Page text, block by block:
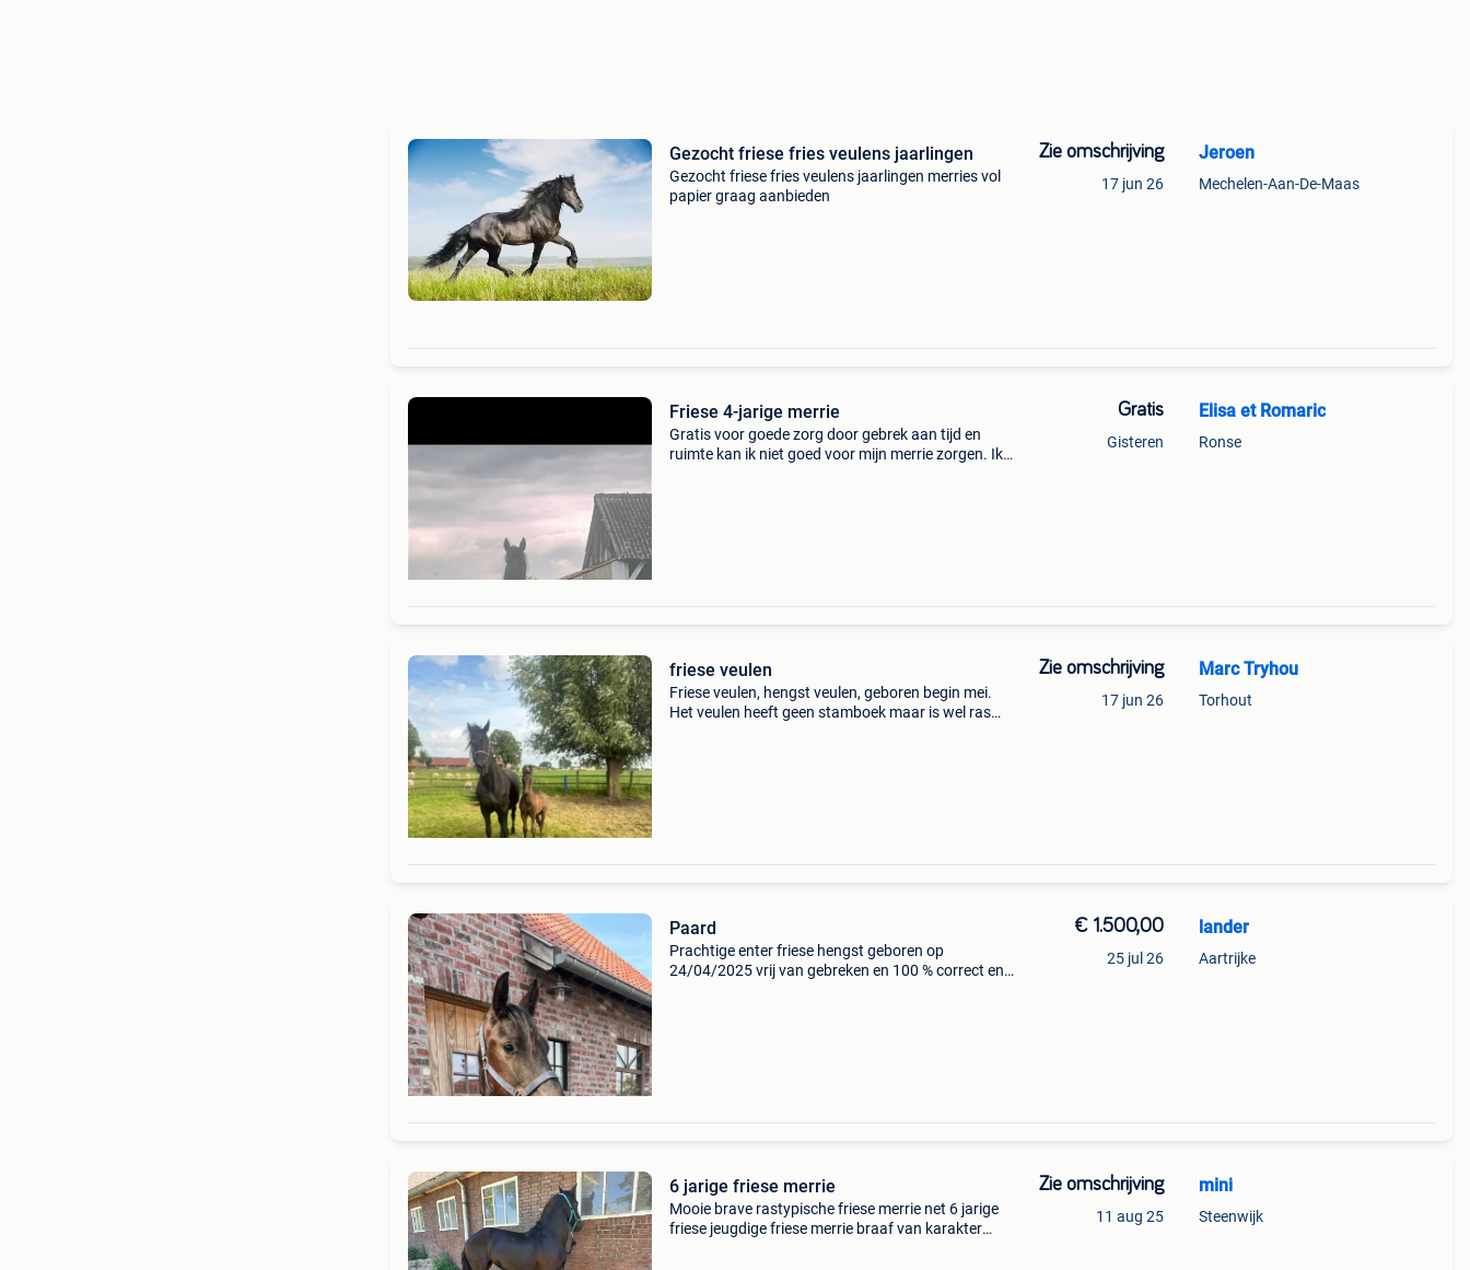
Gezocht friese fries veulens jaarlingen
Gezocht friese fries veulens jaarlingen merries vol
papier graag aanbieden
Zie omschrijving
17 jun 26
Jeroen
Mechelen-Aan-De-Maas
Friese 4-jarige merrie
Gratis voor goede zorg door gebrek aan tijd en
ruimte kan ik niet goed voor mijn merrie zorgen. Ik
Gratis
Gisteren
Elisa et Romaric
Ronse
friese veulen
Friese veulen, hengst veulen, geboren begin mei.
Het veulen heeft geen stamboek maar is wel ras
Zie omschrijving
17 jun 26
Marc Tryhou
Torhout
Paard
Prachtige enter friese hengst geboren op
24/04/2025 vrij van gebreken en 100 % correct en
€ 1.500,00
25 jul 26
lander
Aartrijke
6 jarige friese merrie
Mooie brave rastypische friese merrie net 6 jarige
friese jeugdige friese merrie braaf van karakter
Zie omschrijving
11 aug 25
mini
Steenwijk